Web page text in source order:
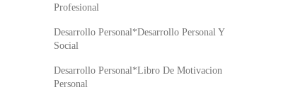
Profesional
Desarrollo Personal*Desarrollo Personal Y
Social
Desarrollo Personal*Libro De Motivacion
Personal